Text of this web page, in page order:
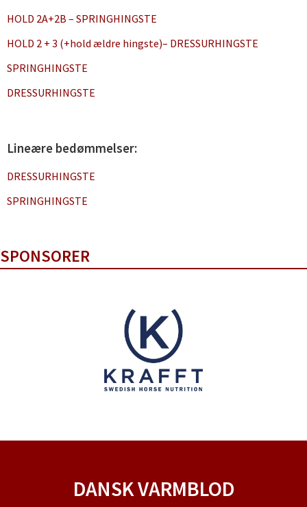
HOLD 2A+2B – SPRINGHINGSTE
HOLD 2 + 3 (+hold ældre hingste)– DRESSURHINGSTE
SPRINGHINGSTE
DRESSURHINGSTE
Lineære bedømmelser:
DRESSURHINGSTE
SPRINGHINGSTE
SPONSORER
DANSK VARMBLOD